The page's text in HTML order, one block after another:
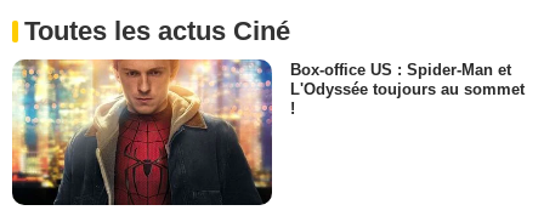
Toutes les actus Ciné
Box-office US : Spider-Man et
L'Odyssée toujours au sommet
!